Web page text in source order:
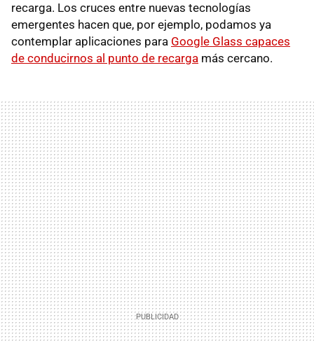
recarga. Los cruces entre nuevas tecnologías
emergentes hacen que, por ejemplo, podamos ya
contemplar aplicaciones para Google Glass capaces
de conducirnos al punto de recarga más cercano.